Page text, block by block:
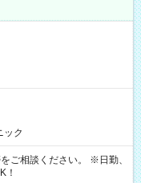
ック
！